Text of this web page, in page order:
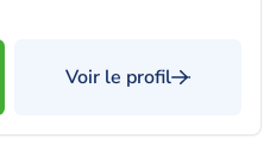
Voir le profil